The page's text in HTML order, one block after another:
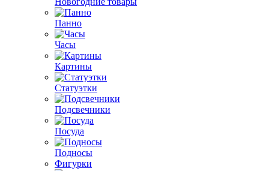
Панно
Часы
Картины
Статуэтки
Подсвечники
Посуда
Подносы
Фигурки